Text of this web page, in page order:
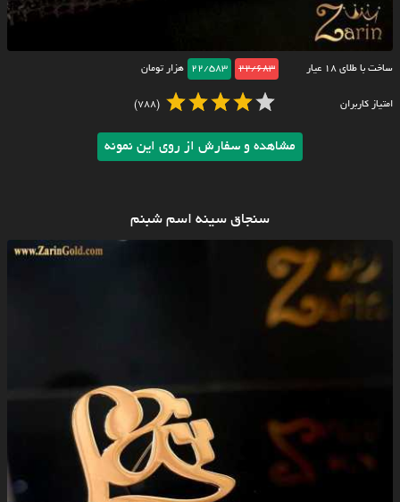
ساخت با طلای ۱۸ عیار 22/683
22/583 هزار تومان
امتیاز کاربران (788)
مشاهده و سفارش از روی این نمونه
سنجاق سینه اسم شبنم